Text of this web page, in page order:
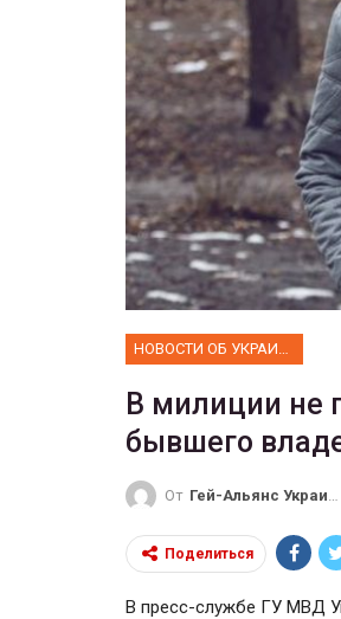
НОВОСТИ ОБ УКРАИНЕ
В милиции не
бывшего
От Гей-Альянс Украина
Поделиться
В пресс-службе ГУ МВД
Прайд в